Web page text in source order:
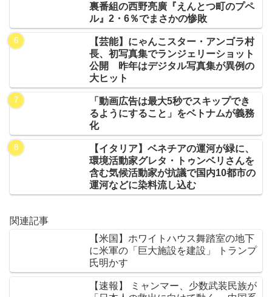
裏番組の西野亮廣『えんとつ町のプペ
ル』2・6％でまさかの惨敗
【芸能】にゃんこスター・アンゴラ村
長、初写真集でランジェリーショット
公開 昨年はデジタル写真集が異例の
大ヒット
「動画広告は最大5秒でスキップでき
るようにすること」をベトナムが義務
化
【イタリア】ベネチアの運河が緑に、
環境活動家グレタ・トゥンベリさんを
含む気候活動家が抗議で国内10都市の
運河などに染料流し込む
関連記事
【米国】ホワイトハウス舞踏室の地下
に米軍の「巨大施設を建設」 トランプ
氏明かす
【速報】 ミャンマー、少数武装民族が